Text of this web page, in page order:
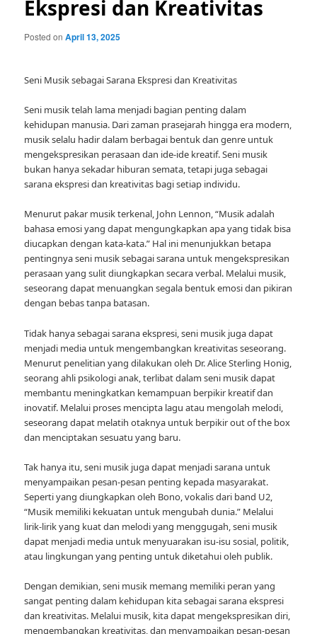
Ekspresi dan Kreativitas
Posted onApril 13, 2025
Seni Musik sebagai Sarana Ekspresi dan Kreativitas
Seni musik telah lama menjadi bagian penting dalam
kehidupan manusia. Dari zaman prasejarah hingga era modern,
musik selalu hadir dalam berbagai bentuk dan genre untuk
mengekspresikan perasaan dan ide-ide kreatif. Seni musik
bukan hanya sekadar hiburan semata, tetapi juga sebagai
sarana ekspresi dan kreativitas bagi setiap individu.
Menurut pakar musik terkenal, John Lennon, “Musik adalah
bahasa emosi yang dapat mengungkapkan apa yang tidak bisa
diucapkan dengan kata-kata.” Hal ini menunjukkan betapa
pentingnya seni musik sebagai sarana untuk mengekspresikan
perasaan yang sulit diungkapkan secara verbal. Melalui musik,
seseorang dapat menuangkan segala bentuk emosi dan pikiran
dengan bebas tanpa batasan.
Tidak hanya sebagai sarana ekspresi, seni musik juga dapat
menjadi media untuk mengembangkan kreativitas seseorang.
Menurut penelitian yang dilakukan oleh Dr. Alice Sterling Honig,
seorang ahli psikologi anak, terlibat dalam seni musik dapat
membantu meningkatkan kemampuan berpikir kreatif dan
inovatif. Melalui proses mencipta lagu atau mengolah melodi,
seseorang dapat melatih otaknya untuk berpikir out of the box
dan menciptakan sesuatu yang baru.
Tak hanya itu, seni musik juga dapat menjadi sarana untuk
menyampaikan pesan-pesan penting kepada masyarakat.
Seperti yang diungkapkan oleh Bono, vokalis dari band U2,
“Musik memiliki kekuatan untuk mengubah dunia.” Melalui
lirik-lirik yang kuat dan melodi yang menggugah, seni musik
dapat menjadi media untuk menyuarakan isu-isu sosial, politik,
atau lingkungan yang penting untuk diketahui oleh publik.
Dengan demikian, seni musik memang memiliki peran yang
sangat penting dalam kehidupan kita sebagai sarana ekspresi
dan kreativitas. Melalui musik, kita dapat mengekspresikan diri,
mengembangkan kreativitas, dan menyampaikan pesan-pesan